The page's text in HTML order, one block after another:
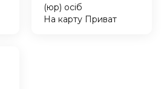
(юр) осіб
На карту Приват